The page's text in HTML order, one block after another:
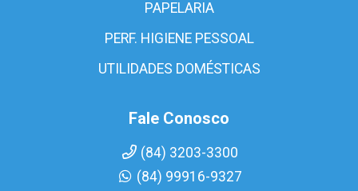
PAPELARIA
PERF. HIGIENE PESSOAL
UTILIDADES DOMÉSTICAS
Fale Conosco
(84) 3203-3300
(84) 99916-9327